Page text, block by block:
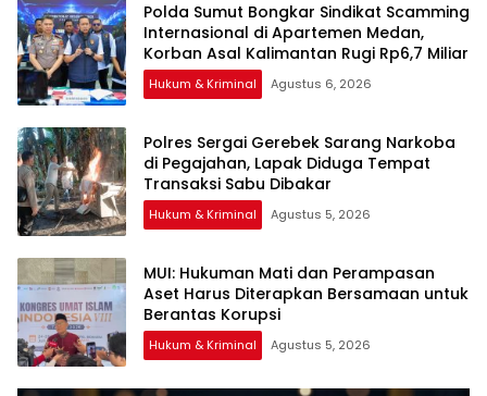
Polda Sumut Bongkar Sindikat Scamming
Internasional di Apartemen Medan,
Korban Asal Kalimantan Rugi Rp6,7 Miliar
Hukum & Kriminal Agustus 6, 2026
Polres Sergai Gerebek Sarang Narkoba
di Pegajahan, Lapak Diduga Tempat
Transaksi Sabu Dibakar
Hukum & Kriminal Agustus 5, 2026
‎MUI: Hukuman Mati dan Perampasan
Aset Harus Diterapkan Bersamaan untuk
Hukum & Kriminal Agustus 5, 2026